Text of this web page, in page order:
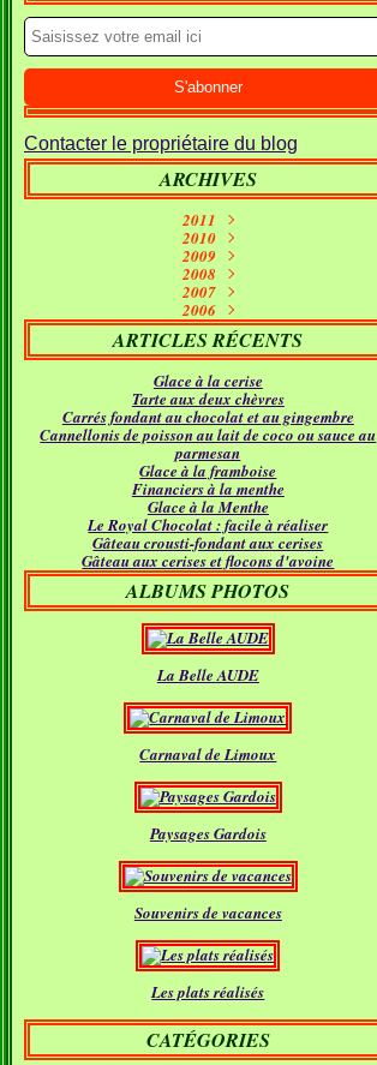
Contacter le propriétaire du blog
ARCHIVES
2011
Septembre
Juin (10)
Mai
(7)
Avril (7)
Mars (5)
Février(11)
Janvier(5)
2010
Janvier
2009
Décembre
Novembre
Octobre
Septembre(9)
Août(5)
Juillet(9)
Juin (12)
Mai(17)
Avril(14)
Mars(21)
Février(12)
Janvier(16)
2008
Décembre
Novembre
Octobre(16)
Septembre(18)
Août(4)
Juillet(11)
Juin(12)
Mai(16)
Avril(14)
Mars(15)
Février(11)
Janvier(21)
2007
Décembre
Novembre(26)
Octobre(24)
Septembre(31)
Août (21)
Juillet(18)
Juin(22)
Mai(24)
Avril(24)
Mars(30)
Février(23)
Janvier(18)
2006
Décembre(21)
Novembre(23)
Octobre(19)
ARTICLES RÉCENTS
Glace à la cerise
Tarte aux deux chèvres
Carrés fondant au chocolat et au gingembre
Cannellonis de poisson au lait de coco ou sauce au
parmesan
Glace à la framboise
Financiers à la menthe
Glace à la Menthe
Le Royal Chocolat : facile à réaliser
Gâteau crousti-fondant aux cerises
Gâteau aux cerises et flocons d'avoine
ALBUMS PHOTOS
La Belle AUDE
Carnaval de Limoux
Paysages Gardois
Souvenirs de vacances
Les plats réalisés
CATÉGORIES